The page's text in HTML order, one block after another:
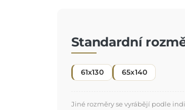
Standardní
61x130 65x140
Jiné rozměry se vyrábějí podle